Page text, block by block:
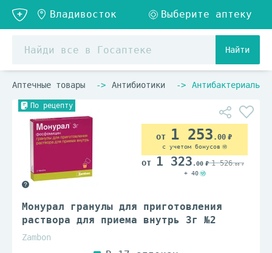
Найти
Аптечные товары Антибиотики
По рецепту
Монурал гранулы для приготовления
раствора для приема внутрь 3г №2
Zambon
1 253 .00
с учетом бонусов
1 323 .00 1 526.00
+ 40